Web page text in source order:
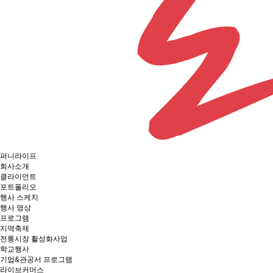
퍼니라이프
회사소개
클라이언트
포트폴리오
행사 스케치
행사 영상
프로그램
지역축제
전통시장 활성화사업
학교행사
기업&관공서 프로그램
라이브커머스